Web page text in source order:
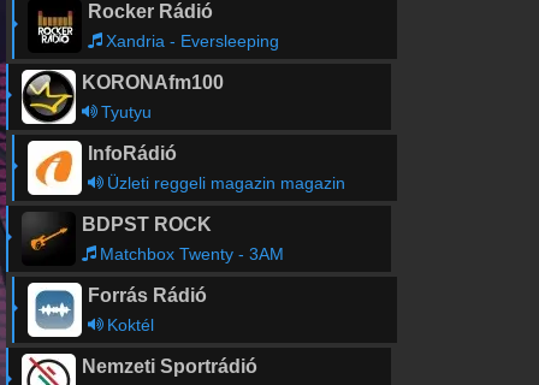
Rocker Rádió
Xandria - Eversleeping
KORONAfm100
Tyutyu
InfoRádió
Üzleti reggeli magazin magazin
BDPST ROCK
Matchbox Twenty - 3AM
Forrás Rádió
Koktél
Nemzeti Sportrádió